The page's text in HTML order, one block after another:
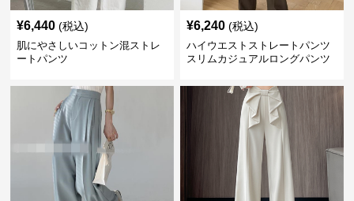
¥6,440 (税込)
肌にやさしいコットン混ストレ
ートパンツ
¥6,240 (税込)
ハイウエストストレートパンツ
スリムカジュアルロングパンツ